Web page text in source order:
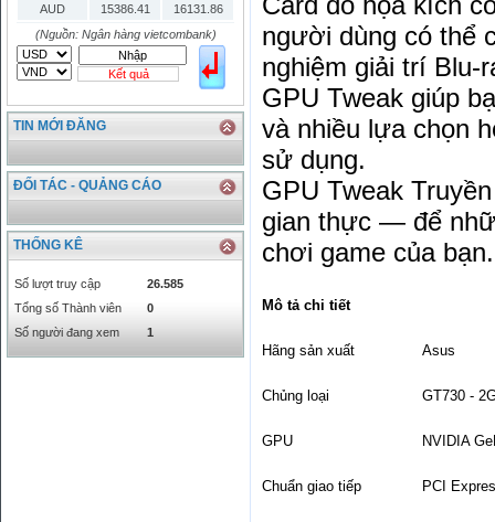
AUD
15386.41
16131.86
HKD
2906.04
3028.6
SGD
16755.29
17427.08
THB
666.2
786.99
CAD
17223.74
18058.21
CHF
23161.62
24283.77
INR
0
KRW
18.01
21.12
KWD
0
79758.97
MYR
5808.39
RMB
3272
RUB
(Nguồn: Ngân hàng vietcombank)
Kết quả
TIN MỚI ĐĂNG
ĐỐI TÁC - QUẢNG CÁO
THỐNG KÊ
Số lượt truy cập
26.585
Tổng số Thành viên
0
Số người đang xem
1
người dùng có thể
nghiệm giải trí
GPU Tweak giúp
và nhiều lựa chọn
sử dụng.
GPU Tweak
gian thực — để
chơi game của bạn.
Mô tả chi tiết
Hãng sản xuất Asus
Chủng loại GT730 -
GPU NVIDIA
Chuẩn giao tiếp PCI